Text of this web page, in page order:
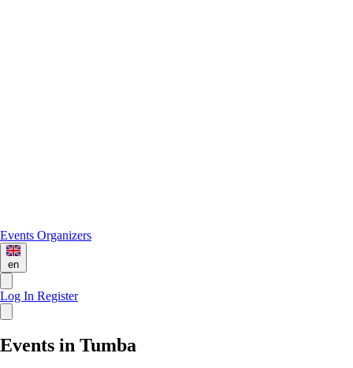
Events Organizers
en
Log In Register
Events in Tumba